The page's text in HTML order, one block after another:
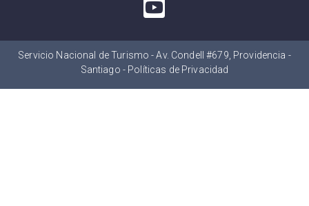
Servicio Nacional de Turismo - Av. Condell #679, Providencia -
Santiago - Políticas de Privacidad